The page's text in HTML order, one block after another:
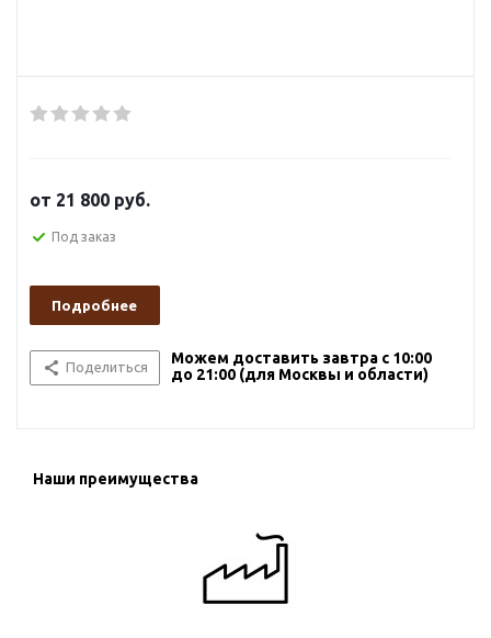
от 21 800 руб.
Под заказ
Подробнее
Поделиться
Можем доставить завтра с 10:00
до 21:00 (для Москвы и области)
Наши преимущества